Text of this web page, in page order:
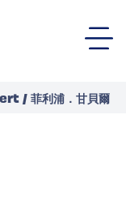
/ 菲利浦．甘貝爾